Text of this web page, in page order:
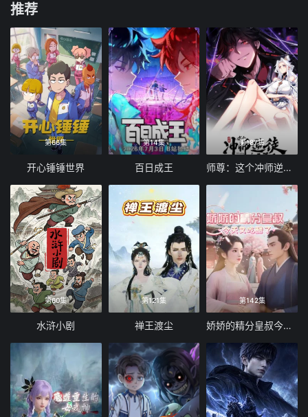
推荐
第66集
开心锤锤世界
第14集
百日成王
第187集
师尊：这个冲师逆徒才不是圣子 动态漫画
第60集
水浒小剧
第121集
禅王渡尘
第142集
娇娇的精分皇叔今天又吃醋了